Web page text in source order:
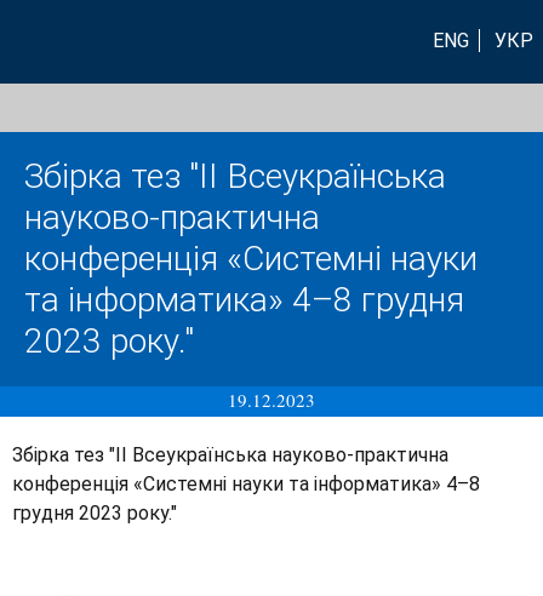
ENG УКР
Збірка тез "ІI Всеукраїнська
науково-практична
конференція «Системні науки
та інформатика» 4–8 грудня
2023 року."
19.12.2023
Збірка тез "ІI Всеукраїнська науково-практична
конференція «Системні науки та інформатика» 4–8
грудня 2023 року."